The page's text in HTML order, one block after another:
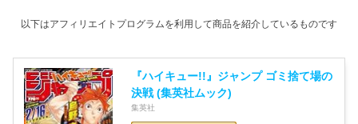
以下はアフィリエイトプログラムを利用して商品を紹介しているものです
『ハイキュー!!』ジャンプ ゴミ捨て場の
決戦 (集英社ムック)
集英社